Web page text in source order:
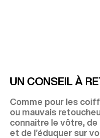
UN CONSEIL À
Comme pour les
ou mauvais
connaitre le vôtre,
et de l’éduquer sur